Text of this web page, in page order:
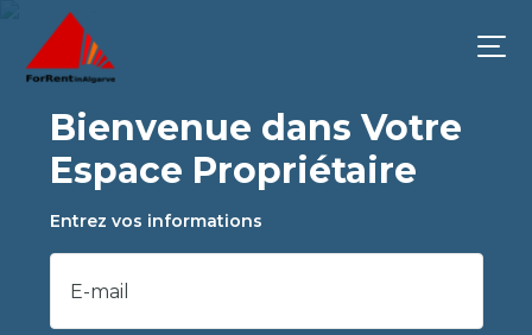
Bienvenue dans Votre
Espace Propriétaire
Entrez vos informations